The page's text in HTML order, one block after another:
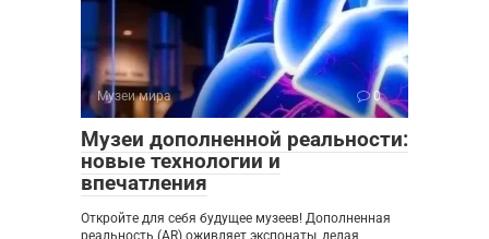
Музеи мира 0
Музеи дополненной реальности:
новые технологии и
впечатления
Откройте для себя будущее музеев! Дополненная
реальность (AR) оживляет экспонаты, делая